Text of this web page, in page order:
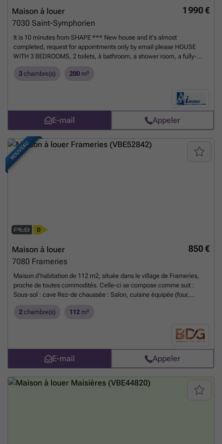
1 990 €
Maison à louer
7030 Saint-Symphorien
It is 10 minutes from SHAPE *** New house and it's almost
completed, request for appointments only by email please HOUSE
WITH 3 BEDROOMS, 2 toilets, à bathroom, a shower room, a fully-
beautiful garden. The house is perfectly insulated, so it is very
3 chambre(s) 200 m²
E-mail Appeler
NOUVEAU
850 €
Maison à louer
7080 Frameries
Maison d'habitation de 112 m2, située dans le village de Frameries,
proche de toutes commodités. Celle-ci se compose comme suit :
Sous-sol : cave Rez-de chaussée : Salon, cuisine équipée (four,
chambres Sur l'extérieur : terrasse, jardin et espace de stockage Libre
mois de loyer. Superficie annoncée sur base du certificat PEB.
En savoir plus ?
2 chambre(s) 112 m²
E-mail Appeler